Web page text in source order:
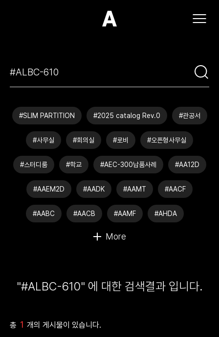
(주)아모스아인스가구
#SLIM PARTITION #2025 catalog Rev.0 #관공서
#사무실 #회의실 #로비 #오픈형사무실
#스터디룸 #학교 #AEC-300납품사례 #AA12D
#AAEM2D #AADK #AAMT #AACF
#AABC #AACB #AAMF #AHDA
"#ALBC-610" 에 대한 검색결과 입니다.
총 1 개의 게시물이 있습니다.